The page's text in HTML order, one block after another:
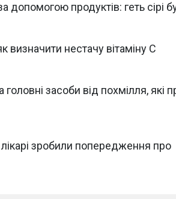
допомогою продуктів: геть сірі
нестачу вітаміну С
головні засоби від похмілля, які
зробили попередження про